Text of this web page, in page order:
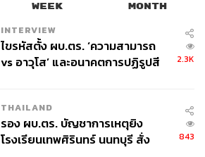
WEEK MONTH
INTERVIEW
ไขรหัสตั้ง ผบ.ตร. ‘ความสามารถ
vs อาวุโส’ และอนาคตการปฏิรูปสี
2.3K
THAILAND
รอง ผบ.ตร. บัญชาการเหตุยิง
โรงเรียนเทพศิรินทร์ นนทบุรี สั่ง
843